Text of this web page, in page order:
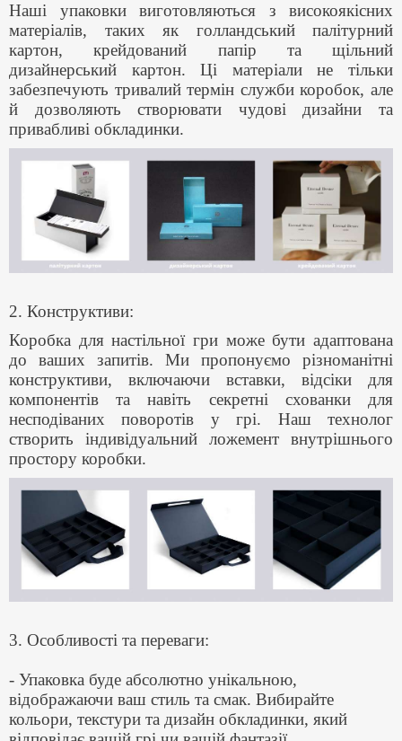
Наші упаковки виготовляються з високоякісних
матеріалів, таких як голландський палітурний
картон, крейдований папір та щільний
дизайнерський картон. Ці матеріали не тільки
забезпечують тривалий термін служби коробок, але
й дозволяють створювати чудові дизайни та
привабливі обкладинки.
2. Конструктиви:
Коробка для настільної гри може бути адаптована
до ваших запитів. Ми пропонуємо різноманітні
конструктиви, включаючи вставки, відсіки для
компонентів та навіть секретні схованки для
несподіваних поворотів у грі. Наш технолог
створить індивідуальний ложемент внутрішнього
простору коробки.
3. Особливості та переваги:
- Упаковка буде абсолютно унікальною,
відображаючи ваш стиль та смак. Вибирайте
кольори, текстури та дизайн обкладинки, який